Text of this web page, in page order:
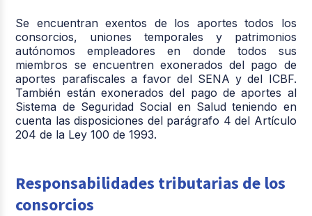
Se encuentran exentos de los aportes todos los
consorcios, uniones temporales y patrimonios
autónomos empleadores en donde todos sus
miembros se encuentren exonerados del pago de
aportes parafiscales a favor del SENA y del ICBF.
También están exonerados del pago de aportes al
Sistema de Seguridad Social en Salud teniendo en
cuenta las disposiciones del parágrafo 4 del Artículo
204 de la Ley 100 de 1993.
Responsabilidades tributarias de los
consorcios